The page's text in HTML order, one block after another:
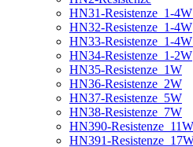
HN31-Resistenze_1-
HN32-Resistenze_1-4W
HN33-Resistenze_1-
HN34-Resistenze_1-2W
HN35-Resistenze_1W
HN36-Resistenze_2W
HN37-Resistenze_5W
HN38-Resistenze_7W
HN390-Resistenze_11W
HN391-